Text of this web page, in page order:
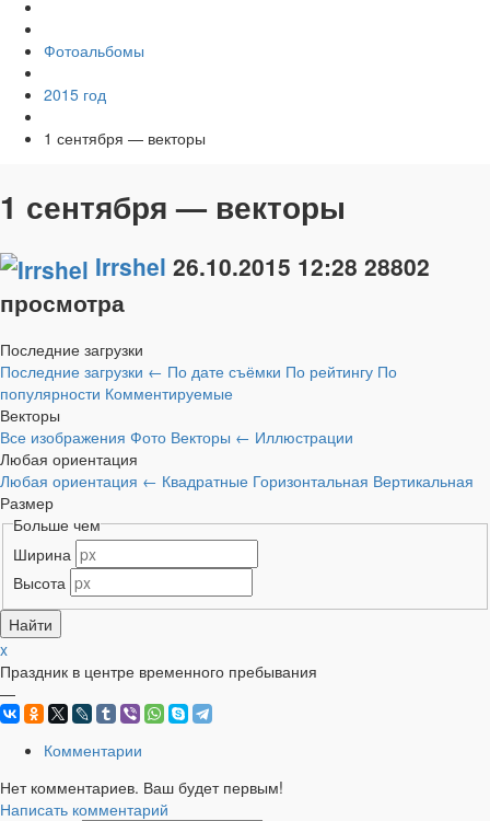
Фотоальбомы
2015 год
1 сентября — векторы
1 сентября — векторы
Irrshel 26.10.2015 12:28 28802
просмотра
Последние загрузки
Последние загрузки ← По дате съёмки По рейтингу По
популярности Комментируемые
Векторы
Все изображения Фото Векторы ← Иллюстрации
Любая ориентация
Любая ориентация ← Квадратные Горизонтальная Вертикальная
Размер
Больше чем
Ширина
Высота
x
Праздник в центре временного пребывания
—
Комментарии
Нет комментариев. Ваш будет первым!
Написать комментарий